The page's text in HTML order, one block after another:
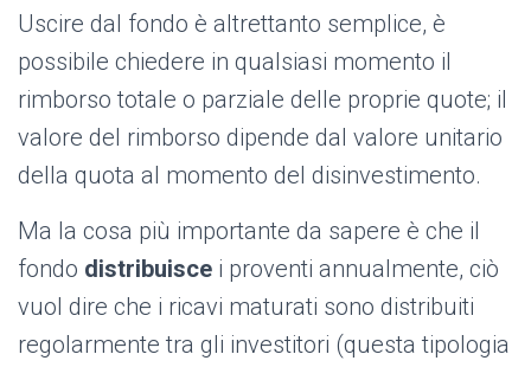
Uscire dal fondo è altrettanto semplice, è
possibile chiedere in qualsiasi momento il
rimborso totale o parziale delle proprie quote; il
valore del rimborso dipende dal valore unitario
della quota al momento del disinvestimento.
Ma la cosa più importante da sapere è che il
fondo distribuisce i proventi annualmente, ciò
vuol dire che i ricavi maturati sono distribuiti
regolarmente tra gli investitori (questa tipologia